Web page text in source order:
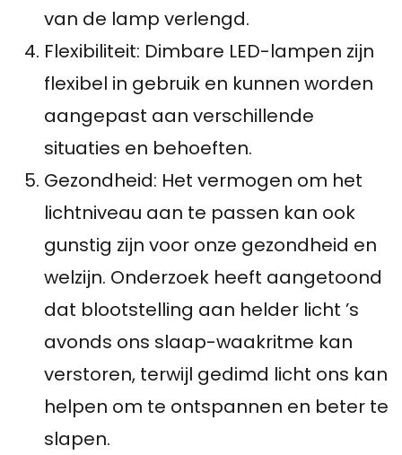
van de lamp verlengd.
Flexibiliteit: Dimbare LED-lampen zijn
flexibel in gebruik en kunnen worden
aangepast aan verschillende
situaties en behoeften.
Gezondheid: Het vermogen om het
lichtniveau aan te passen kan ook
gunstig zijn voor onze gezondheid en
welzijn. Onderzoek heeft aangetoond
dat blootstelling aan helder licht ’s
avonds ons slaap-waakritme kan
verstoren, terwijl gedimd licht ons kan
helpen om te ontspannen en beter te
slapen.